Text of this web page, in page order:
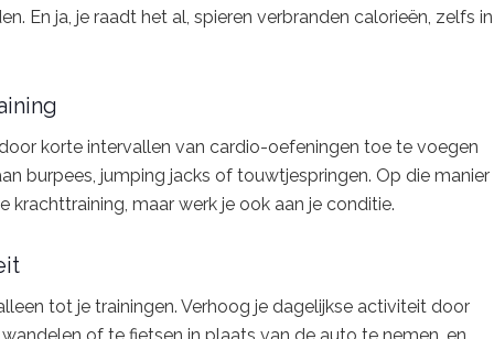
En ja, je raadt het al, spieren verbranden calorieën, zelfs in
korte intervallen van cardio-oefeningen toe te voegen
burpees, jumping jacks of touwtjespringen. Op die manier
krachttraining, maar werk je ook aan je conditie.
tot je trainingen. Verhoog je dagelijkse activiteit door